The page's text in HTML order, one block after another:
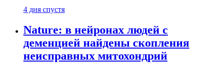
4 дня спустя
Nature: в нейронах людей с
деменцией найдены скопления
неисправных митохондрий